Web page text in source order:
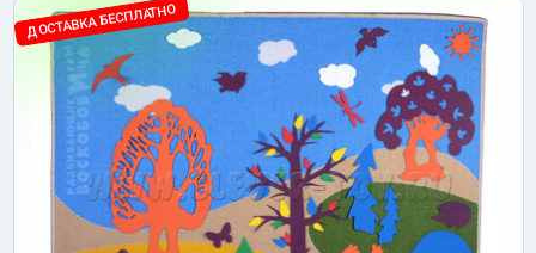
ДОСТАВКА БЕСПЛАТНО